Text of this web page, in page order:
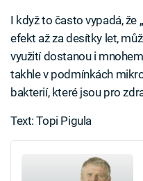
I když to často vypadá, že
efekt až za desítky let,
využití dostanou i
takhle v podmínkách
bakterií, které jsou pro
Text: Topi Pigula